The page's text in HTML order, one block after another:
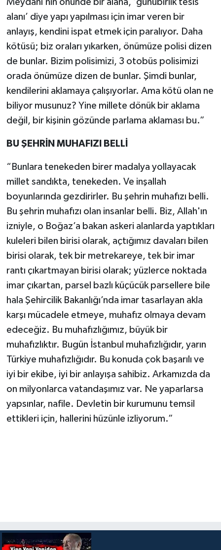
alanı’ diye yapı yapılması için imar veren bir
anlayış, kendini ispat etmek için paralıyor. Daha
kötüsü; biz oraları yıkarken, önümüze polisi dizen
de bunlar. Bizim polisimizi, 3 otobüs polisimizi
orada önümüze dizen de bunlar. Şimdi bunlar,
kendilerini aklamaya çalışıyorlar. Ama kötü olan ne
biliyor musunuz? Yine millete dönük bir aklama
değil, bir kişinin gözünde parlama aklaması bu.”
BU ŞEHRİN MUHAFIZI BELLİ
“Bunlara tenekeden birer madalya yollayacak
millet sandıkta, tenekeden. Ve inşallah
boyunlarında gezdirirler. Bu şehrin muhafızı belli.
Bu şehrin muhafızı olan insanlar belli. Biz, Allah'ın
izniyle, o Boğaz’a bakan askeri alanlarda yaptıkları
kuleleri bilen birisi olarak, açtığımız davaları bilen
birisi olarak, tek bir metrekareye, tek bir imar
rantı çıkartmayan birisi olarak; yüzlerce noktada
imar çıkartan, parsel bazlı küçücük parsellere bile
hala Şehircilik Bakanlığı’nda imar tasarlayan akla
karşı mücadele etmeye, muhafız olmaya devam
edeceğiz. Bu muhafızlığımız, büyük bir
muhafızlıktır. Bugün İstanbul muhafızlığıdır, yarın
Türkiye muhafızlığıdır. Bu konuda çok başarılı ve
iyi bir ekibe, iyi bir anlayışa sahibiz. Arkamızda da
on milyonlarca vatandaşımız var. Ne yaparlarsa
yapsınlar, nafile. Devletin bir kurumunu temsil
ettikleri için, hallerini hüzünle izliyorum.”